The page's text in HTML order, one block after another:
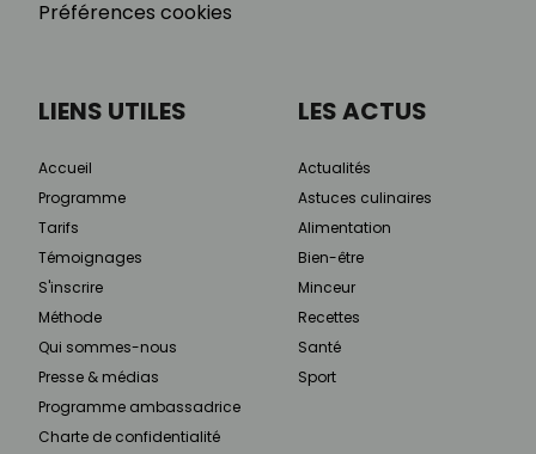
Préférences cookies
LIENS UTILES
Accueil
Programme
Tarifs
Témoignages
S'inscrire
Méthode
Qui sommes-nous
Presse & médias
Programme ambassadrice
Charte de confidentialité
LES ACTUS
Actualités
Astuces culinaires
Alimentation
Bien-être
Minceur
Recettes
Santé
Sport